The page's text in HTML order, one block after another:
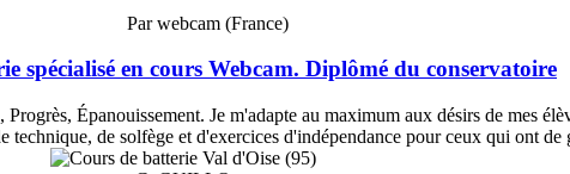
Par webcam (France)
spécialisé en cours Webcam. Diplômé du conservatoire
Épanouissement. Je m'adapte au maximum aux désirs de mes
technique, de solfège et d'exercices d'indépendance pour ceux qui ont de